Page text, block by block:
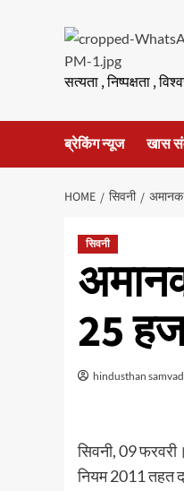
सत्यता , निष्पक्षता ,
ब्रेकिंग न्यूज खास
HOME सिवनी अमानक
सिवनी
25
hindusthan samvad
सिवनी, 09
नियम 2011 तहत